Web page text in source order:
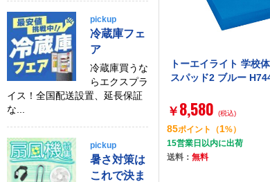
トーエイライト 学校
スパッド2 ブルー
￥ 8,580 (税込)
85ポイント （1%）
15営業日以内に出荷
送料：無料
pickup
冷蔵庫フェ
ア
冷蔵庫買うな
らエクスプラ
イス！全国配送設置、延長保証
な...
pickup
暑さ対策は
これで決ま